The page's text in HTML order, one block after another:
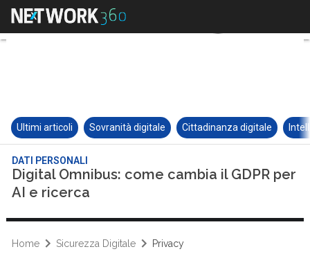
Ultimi articoli Sovranità digitale Cittadinanza digitale
DATI PERSONALI
Digital Omnibus: come cambia il GDPR per
AI e ricerca
Home Sicurezza Digitale Privacy